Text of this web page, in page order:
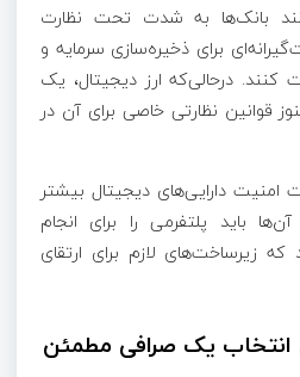
بانک‌ها به شدت تحت نظارت
برای ذخیره‌سازی سرمایه و
کنند. درحالی‌که ارز دیجیتال، یک
قوانین نظارتی خاصی برای آن در
دارایی‌های دیجیتال بیشتر
باید پلتفرمی را برای انجام
زیرساخت‌های لازم برای ارتقای
انتخاب یک صرافی مطمئن